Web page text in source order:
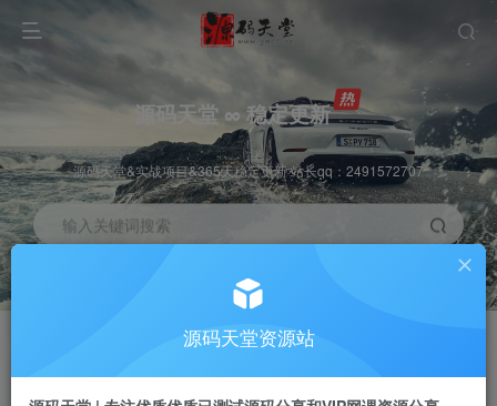
源码天堂 ∞ 稳定更新
源码天堂&实战项目&365天稳定更新 站长qq：2491572707
输入关键词搜索
推广赚钱 70%分佣
站长招募
推荐
源码天堂资源站